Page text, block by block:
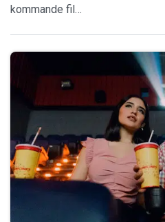
kommande fil…